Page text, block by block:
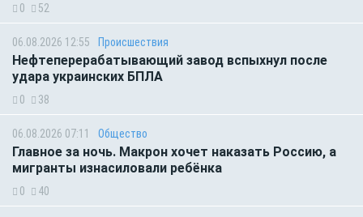
0 52
06.08.2026 12:55 Происшествия
Нефтеперерабатывающий завод вспыхнул после
удара украинских БПЛА
0 38
06.08.2026 07:11 Общество
Главное за ночь. Макрон хочет наказать Россию, а
мигранты изнасиловали ребёнка
0 40